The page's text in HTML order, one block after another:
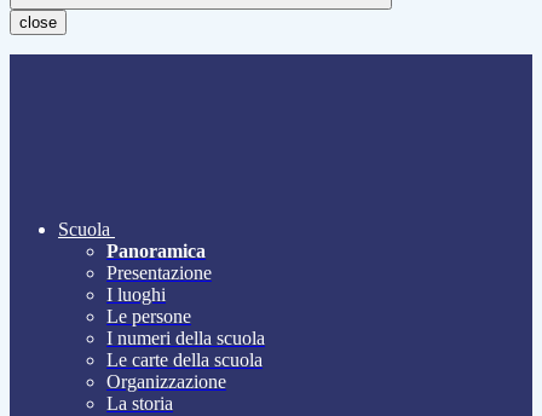
close
Scuola
Panoramica
Presentazione
I luoghi
Le persone
I numeri della scuola
Le carte della scuola
Organizzazione
La storia